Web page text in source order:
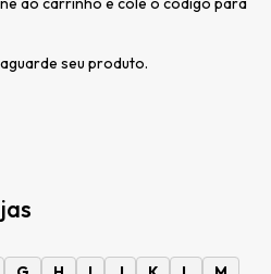
seu produto.